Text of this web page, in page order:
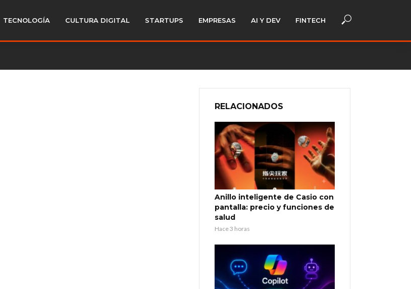
TECNOLOGÍA CULTURA DIGITAL STARTUPS EMPRESAS AI Y DEV FINTECH
RELACIONADOS
Anillo inteligente de Casio con
pantalla: precio y funciones de
salud
Hace 3 horas